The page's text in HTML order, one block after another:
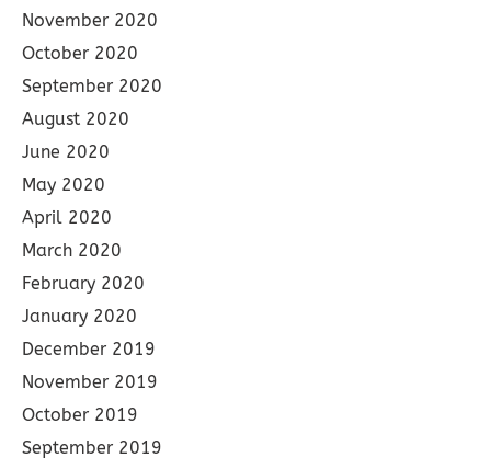
November 2020
October 2020
September 2020
August 2020
June 2020
May 2020
April 2020
March 2020
February 2020
January 2020
December 2019
November 2019
October 2019
September 2019